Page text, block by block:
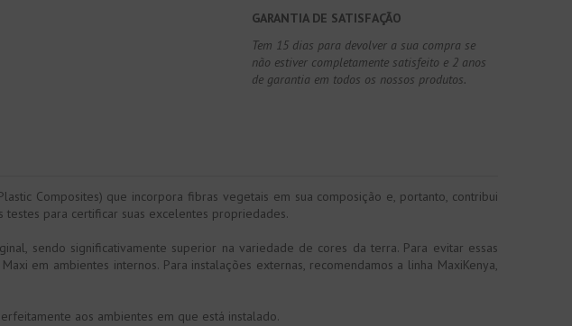
GARANTIA DE SATISFAÇÃO
Tem 15 dias para devolver a sua compra se
não estiver completamente satisfeito e 2 anos
de garantia em todos os nossos produtos.
Composites) que incorpora fibras vegetais em sua composição e, portanto, contribui
para certificar suas excelentes propriedades.
sendo significativamente superior na variedade de cores da terra. Para evitar essas
em ambientes internos. Para instalações externas, recomendamos a linha MaxiKenya,
aos ambientes em que está instalado.